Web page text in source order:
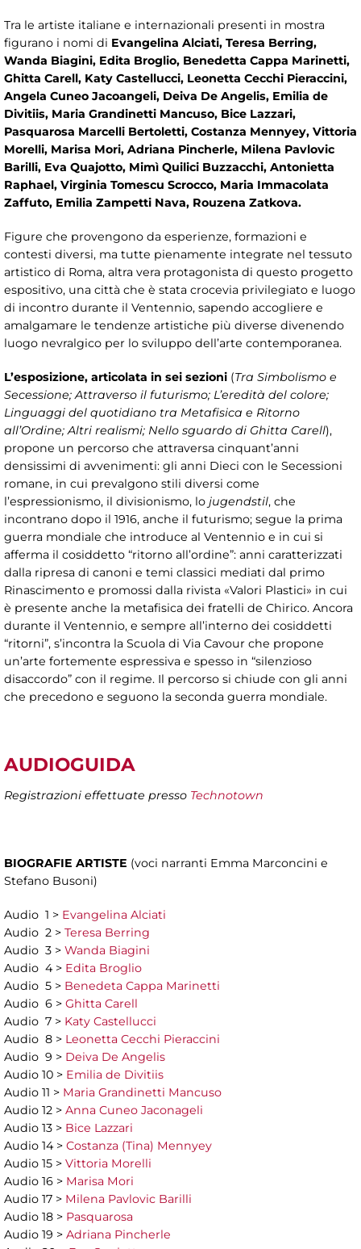
Tra le artiste italiane e internazionali presenti in mostra
figurano i nomi di Evangelina Alciati, Teresa Berring,
Wanda Biagini, Edita Broglio, Benedetta Cappa Marinetti,
Ghitta Carell, Katy Castellucci, Leonetta Cecchi Pieraccini,
Angela Cuneo Jacoangeli, Deiva De Angelis, Emilia de
Divitiis, Maria Grandinetti Mancuso, Bice Lazzari,
Pasquarosa Marcelli Bertoletti, Costanza Mennyey, Vittoria
Morelli, Marisa Mori, Adriana Pincherle, Milena Pavlovic
Barilli, Eva Quajotto, Mimì Quilici Buzzacchi, Antonietta
Raphael, Virginia Tomescu Scrocco, Maria Immacolata
Zaffuto, Emilia Zampetti Nava, Rouzena Zatkova.
Figure che provengono da esperienze, formazioni e
contesti diversi, ma tutte pienamente integrate nel tessuto
artistico di Roma, altra vera protagonista di questo progetto
espositivo, una città che è stata crocevia privilegiato e luogo
di incontro durante il Ventennio, sapendo accogliere e
amalgamare le tendenze artistiche più diverse divenendo
luogo nevralgico per lo sviluppo dell’arte contemporanea.
L’esposizione, articolata in sei sezioni (Tra Simbolismo e
Secessione; Attraverso il futurismo; L’eredità del colore;
Linguaggi del quotidiano tra Metafisica e Ritorno
all’Ordine; Altri realismi; Nello sguardo di Ghitta Carell),
propone un percorso che attraversa cinquant’anni
densissimi di avvenimenti: gli anni Dieci con le Secessioni
romane, in cui prevalgono stili diversi come
l’espressionismo, il divisionismo, lo jugendstil, che
incontrano dopo il 1916, anche il futurismo; segue la prima
guerra mondiale che introduce al Ventennio e in cui si
afferma il cosiddetto “ritorno all’ordine”: anni caratterizzati
dalla ripresa di canoni e temi classici mediati dal primo
Rinascimento e promossi dalla rivista «Valori Plastici» in cui
è presente anche la metafisica dei fratelli de Chirico. Ancora
durante il Ventennio, e sempre all’interno dei cosiddetti
“ritorni”, s’incontra la Scuola di Via Cavour che propone
un’arte fortemente espressiva e spesso in “silenzioso
disaccordo” con il regime. Il percorso si chiude con gli anni
che precedono e seguono la seconda guerra mondiale.
AUDIOGUIDA
Registrazioni effettuate presso Technotown
BIOGRAFIE ARTISTE (voci narranti Emma Marconcini e
Stefano Busoni)
Audio 1 > Evangelina Alciati
Audio 2 > Teresa Berring
Audio 3 > Wanda Biagini
Audio 4 > Edita Broglio
Audio 5 > Benedeta Cappa Marinetti
Audio 6 > Ghitta Carell
Audio 7 > Katy Castellucci
Audio 8 > Leonetta Cecchi Pieraccini
Audio 9 > Deiva De Angelis
Audio 10 > Emilia de Divitiis
Audio 11 > Maria Grandinetti Mancuso
Audio 12 > Anna Cuneo Jaconageli
Audio 13 > Bice Lazzari
Audio 14 > Costanza (Tina) Mennyey
Audio 15 > Vittoria Morelli
Audio 16 > Marisa Mori
Audio 17 > Milena Pavlovic Barilli
Audio 18 > Pasquarosa
Audio 19 > Adriana Pincherle